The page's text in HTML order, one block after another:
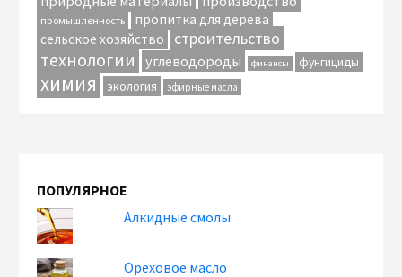
промышленность
пропитка для дерева
сельское хозяйство
строительство
технологии углеводороды финансы фунгициды
химия экология эфирные масла
ПОПУЛЯРНОЕ
Алкидные смолы
Ореховое масло